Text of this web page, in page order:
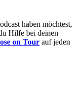
haben möchtest,
Hilfe bei deinen
on Tour auf jeden